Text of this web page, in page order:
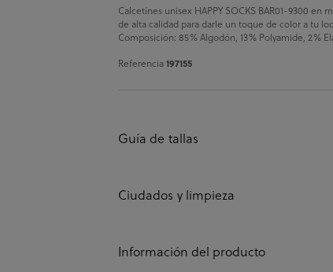
Calcetínes unisex HAPPY SOCKS BAR01-9300
de alta calidad para darle un toque de color a tu
Composición: 85% Algodón, 13% Polyamide, 2%
Referencia197155
Guía de tallas
Ciudados y limpieza
Información del producto